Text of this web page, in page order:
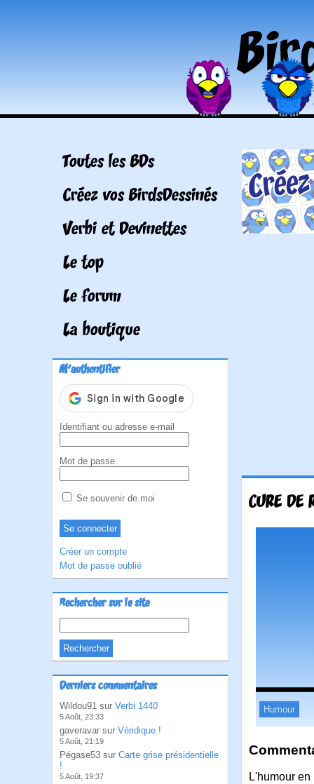
Toutes les BDs
Créez vos BirdsDessinés
Verbi et Devinettes
Le top
Le forum
La boutique
M'authentifier
Identifiant ou adresse e-mail
Mot de passe
Se souvenir de moi
Créer un compte
Mot de passe oublié
Rechercher sur le site
Derniers commentaires
Wildou91 sur Verbi 1440
5 Août, 23:33
gaveravar sur Véridique !
5 Août, 21:19
Pégase53 sur Carte grise présidentielle
!
5 Août, 19:37
CURE DE
Humour
L'humour en